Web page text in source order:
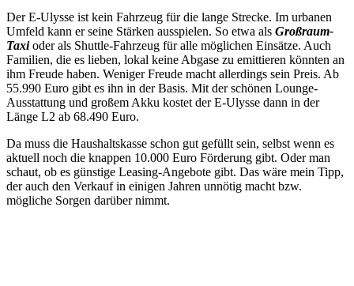
Der E-Ulysse ist kein Fahrzeug für die lange Strecke. Im urbanen
Umfeld kann er seine Stärken ausspielen. So etwa als Großraum-
Taxioder als Shuttle-Fahrzeug für alle möglichen Einsätze. Auch
Familien, die es lieben, lokal keine Abgase zu emittieren könnten an
ihm Freude haben. Weniger Freude macht allerdings sein Preis. Ab
55.990 Euro gibt es ihn in der Basis. Mit der schönen Lounge-
Ausstattung und großem Akku kostet der E-Ulysse dann in der
Länge L2 ab 68.490 Euro.
Da muss die Haushaltskasse schon gut gefüllt sein, selbst wenn es
aktuell noch die knappen 10.000 Euro Förderung gibt. Oder man
schaut, ob es günstige Leasing-Angebote gibt. Das wäre mein Tipp,
der auch den Verkauf in einigen Jahren unnötig macht bzw.
mögliche Sorgen darüber nimmt.